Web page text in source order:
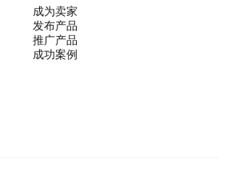
成为卖家
发布产品
推广产品
成功案例